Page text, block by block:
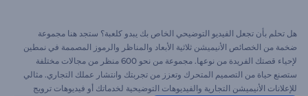
هل تحلم بأن تجعل الفيديو التوضيحي الخاص بك يبدو كلعبة؟ ستجد هنا مجموعة
ضخمة من الخصائص الأنيميشن ثلاثية الأبعاد والمناظر والرموز المصممة في نمطين
لإحياء قصتك الفريدة من نوعها. مجموعة من نحو 600 منظر من مجالات مختلفة
ستصنع حياة من التصميم المتحرك وتعزز من تجربتك وانتشار عملك التجاري. مثالي
للإعلانات الأنيميشن التجارية والفيديوهات التوضيحية لخدماتك أو فيديوهات ترويج